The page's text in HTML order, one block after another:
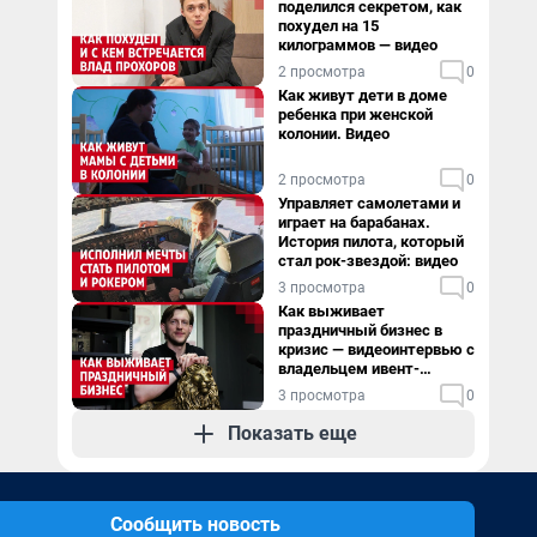
поделился секретом, как
похудел на 15
килограммов — видео
2 просмотра 0
Как живут дети в доме
ребенка при женской
колонии. Видео
2 просмотра 0
Управляет самолетами и
играет на барабанах.
История пилота, который
стал рок-звездой: видео
3 просмотра 0
Как выживает
праздничный бизнес в
кризис — видеоинтервью с
владельцем ивент-
агентства
3 просмотра 0
Показать еще
Сообщить новость